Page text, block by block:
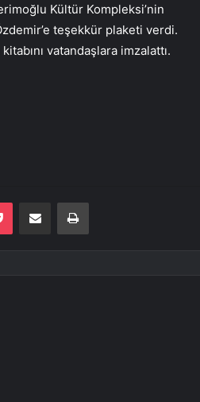
Kültür Kompleksi’nin
teşekkür plaketi verdi.
kitabını vatandaşlara imzalattı.
Pocket E-Posta ile paylaş Yazdır